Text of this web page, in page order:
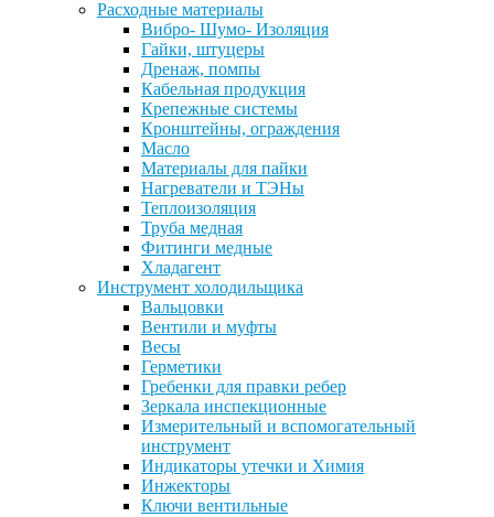
Расходные материалы
Вибро- Шумо- Изоляция
Гайки, штуцеры
Дренаж, помпы
Кабельная продукция
Крепежные системы
Кронштейны, ограждения
Масло
Материалы для пайки
Нагреватели и ТЭНы
Теплоизоляция
Труба медная
Фитинги медные
Хладагент
Инструмент холодильщика
Вальцовки
Вентили и муфты
Весы
Герметики
Гребенки для правки ребер
Зеркала инспекционные
Измерительный и вспомогательный
инструмент
Индикаторы утечки и Химия
Инжекторы
Ключи вентильные